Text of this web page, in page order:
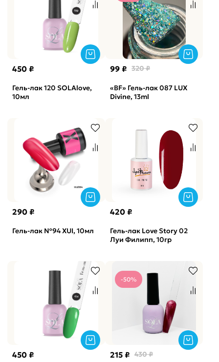
450 ₽
Гель-лак 120 SOLAlove,
10мл
99 ₽ 320 ₽
«BF» Гель-лак 087 LUX
Divine, 13ml
290 ₽
Гель-лак №94 XUI, 10мл
420 ₽
Гель-лак Love Story 02
Луи Филипп, 10гр
450 ₽
-50%
215 ₽ 430 ₽